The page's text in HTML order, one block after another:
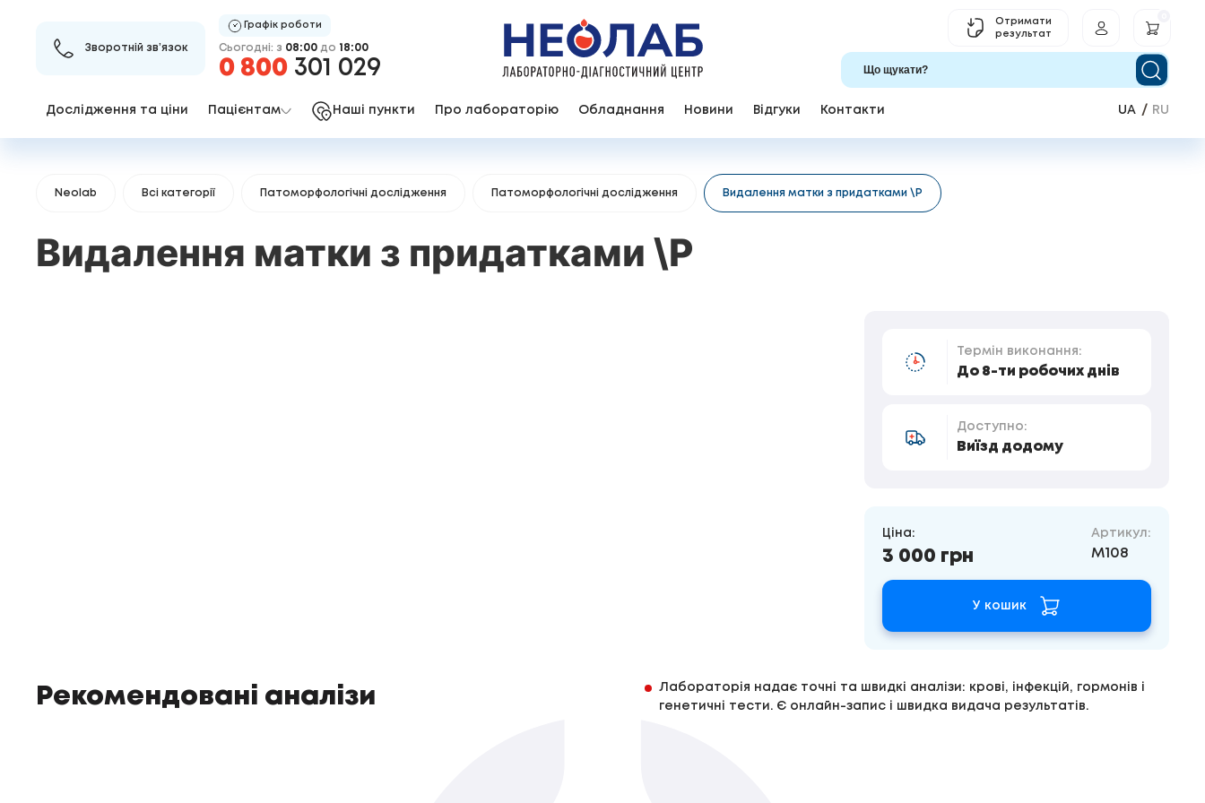
Зворотній зв’язок
Графік роботи
Сьогодні: з 08:00 до 18:00
0 800 301 029
Отримати
результат
Дослідження та ціни Пацієнтам Наші пункти Про лабораторію Обладнання Новини Відгуки Контакти UA RU
Neolab Всі категорії Патоморфологічні дослідження Патоморфологічні дослідження Видалення матки з придатками \Р
Видалення матки з придатками \Р
Термін виконання:
До 8-ти робочих днів
Доступно:
Виїзд додому
Ціна:
3 000 грн
Артикул:
M108
У кошик
Рекомендовані аналізи
Лабораторія надає точні та швидкі аналізи: крові, інфекцій, гормонів і
генетичні тести. Є онлайн-запис і швидка видача результатів.